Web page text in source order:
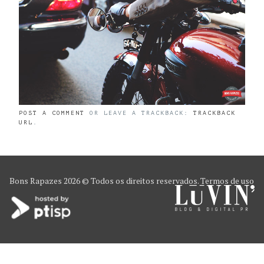
POST A COMMENT OR LEAVE A TRACKBACK: TRACKBACK
URL
Bons Rapazes 2026 © Todos os direitos reservados.Termos de uso